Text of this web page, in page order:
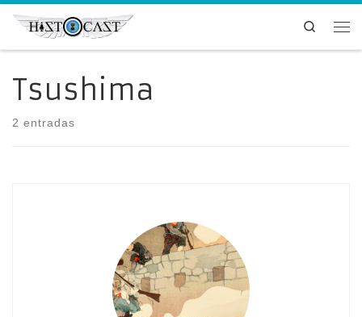
Saltar al contenido
Search
Tsushima
2 entradas